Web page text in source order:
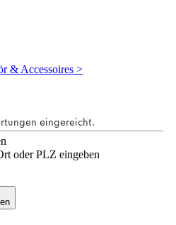
& Accessoires >
oder PLZ eingeben